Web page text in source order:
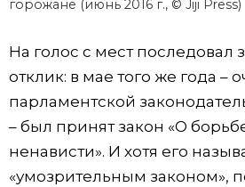
горожане (июнь 2016 г., © Jiji Press)
На голос с мест последовал
отклик: в мае того же года –
парламентской
– был принят закон «О
ненависти». И хотя его
«умозрительным законом»,